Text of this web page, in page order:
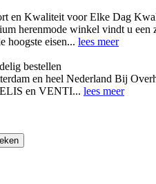
en Kwaliteit voor Elke Dag
herenmode winkel vindt u een
hoogste eisen... lees meer
bestellen
en heel Nederland Bij
en VENTI... lees meer